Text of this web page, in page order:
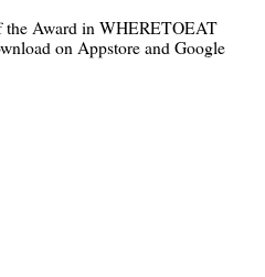
the Award in WHERETOEAT
on Appstore and Google